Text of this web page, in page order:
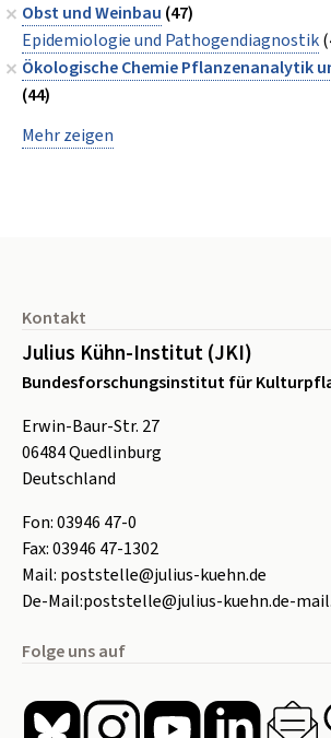
Obst und Weinbau (47)
Epidemiologie und Pathogendiagnostik
Ökologische Chemie Pflanzenanalytik
(44)
Mehr zeigen
Kontakt
Julius Kühn-Institut (JKI)
Bundesforschungsinstitut für
Erwin-Baur-Str. 27
06484Quedlinburg
Deutschland
Fon:03946 47-0
Fax:03946 47-1302
Mail: poststelle@julius-kuehn.de
De-Mail:poststelle@julius-kuehn.de-
Folge uns auf